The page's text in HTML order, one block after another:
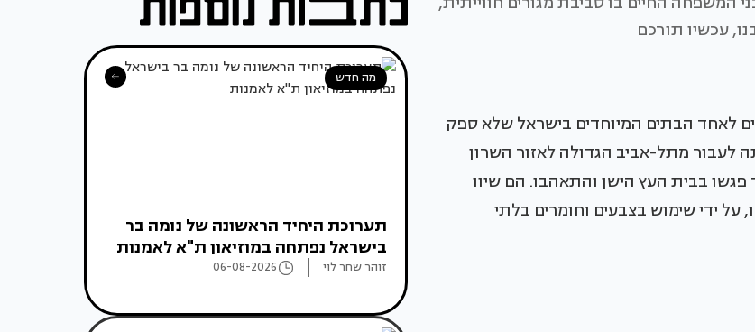
עכשיו תורכם
לאחד הבתים המיוחדים בישראל שלא ספק
לעבור מתל-אביב הגדולה לאזור השרון
בבית העץ הישן והתאהבו. הם שיוו
על ידי שימוש בצבעים וחומרים בלתי
מה חדש
תערוכת היחיד הראשונה של נומה בר
בישראל נפתחה במוזיאון ת"א לאמנות
זוהר שחר לוי 06-08-2026